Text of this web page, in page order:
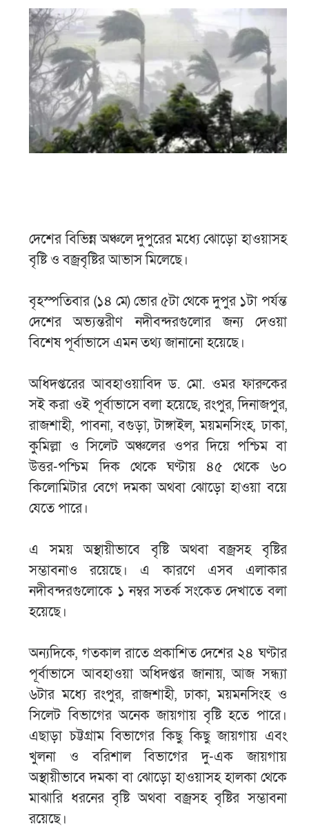
দেশের বিভিন্ন অঞ্চলে দুপুরের মধ্যে ঝোড়ো হাওয়াসহ
বৃষ্টি ও বজ্রবৃষ্টির আভাস মিলেছে।
বৃহস্পতিবার (১৪ মে) ভোর ৫টা থেকে দুপুর ১টা পর্যন্ত
দেশের অভ্যন্তরীণ নদীবন্দরগুলোর জন্য দেওয়া
বিশেষ পূর্বাভাসে এমন তথ্য জানানো হয়েছে।
অধিদপ্তরের আবহাওয়াবিদ ড. মো. ওমর ফারুকের
সই করা ওই পূর্বাভাসে বলা হয়েছে, রংপুর, দিনাজপুর,
রাজশাহী, পাবনা, বগুড়া, টাঙ্গাইল, ময়মনসিংহ, ঢাকা,
কুমিল্লা ও সিলেট অঞ্চলের ওপর দিয়ে পশ্চিম বা
উত্তর-পশ্চিম দিক থেকে ঘণ্টায় ৪৫ থেকে ৬০
কিলোমিটার বেগে দমকা অথবা ঝোড়ো হাওয়া বয়ে
যেতে পারে।
এ সময় অস্থায়ীভাবে বৃষ্টি অথবা বজ্রসহ বৃষ্টির
সম্ভাবনাও রয়েছে। এ কারণে এসব এলাকার
নদীবন্দরগুলোকে ১ নম্বর সতর্ক সংকেত দেখাতে বলা
হয়েছে।
অন্যদিকে, গতকাল রাতে প্রকাশিত দেশের ২৪ ঘণ্টার
পূর্বাভাসে আবহাওয়া অধিদপ্তর জানায়, আজ সন্ধ্যা
৬টার মধ্যে রংপুর, রাজশাহী, ঢাকা, ময়মনসিংহ ও
সিলেট বিভাগের অনেক জায়গায় বৃষ্টি হতে পারে।
এছাড়া চট্টগ্রাম বিভাগের কিছু কিছু জায়গায় এবং
খুলনা ও বরিশাল বিভাগের দু-এক জায়গায়
অস্থায়ীভাবে দমকা বা ঝোড়ো হাওয়াসহ হালকা থেকে
মাঝারি ধরনের বৃষ্টি অথবা বজ্রসহ বৃষ্টির সম্ভাবনা
রয়েছে।